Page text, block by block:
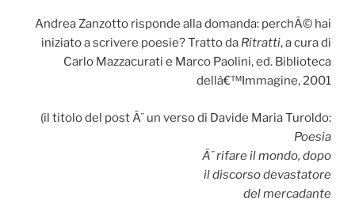
Andrea Zanzotto risponde alla domanda: perchÃ© hai
iniziato a scrivere poesie? Tratto da Ritratti, a cura di
Carlo Mazzacurati e Marco Paolini, ed. Biblioteca
dellâ€™Immagine, 2001
(il titolo del post Ã¨ un verso di Davide Maria Turoldo:
Poesia
Ã¨ rifare il mondo, dopo
il discorso devastatore
del mercadante